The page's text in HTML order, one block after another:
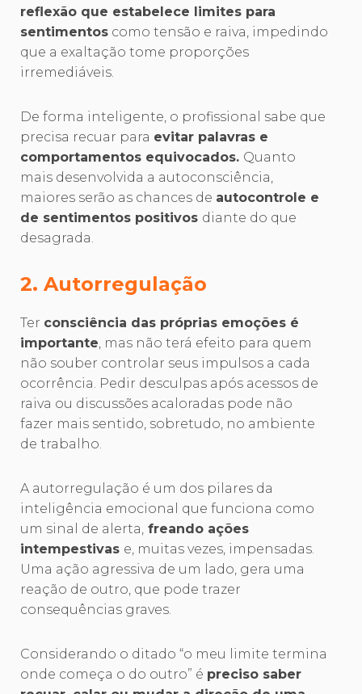
reflexão que estabelece limites para
sentimentos como tensão e raiva, impedindo
que a exaltação tome proporções
irremediáveis.
De forma inteligente, o profissional sabe que
precisa recuar para evitar palavras e
comportamentos equivocados. Quanto
mais desenvolvida a autoconsciência,
maiores serão as chances de autocontrole e
de sentimentos positivos diante do que
desagrada.
2. Autorregulação
Ter consciência das próprias emoções é
importante, mas não terá efeito para quem
não souber controlar seus impulsos a cada
ocorrência. Pedir desculpas após acessos de
raiva ou discussões acaloradas pode não
fazer mais sentido, sobretudo, no ambiente
de trabalho.
A autorregulação é um dos pilares da
inteligência emocional que funciona como
um sinal de alerta, freando ações
intempestivas e, muitas vezes, impensadas.
Uma ação agressiva de um lado, gera uma
reação de outro, que pode trazer
consequências graves.
Considerando o ditado “o meu limite termina
onde começa o do outro” é preciso saber